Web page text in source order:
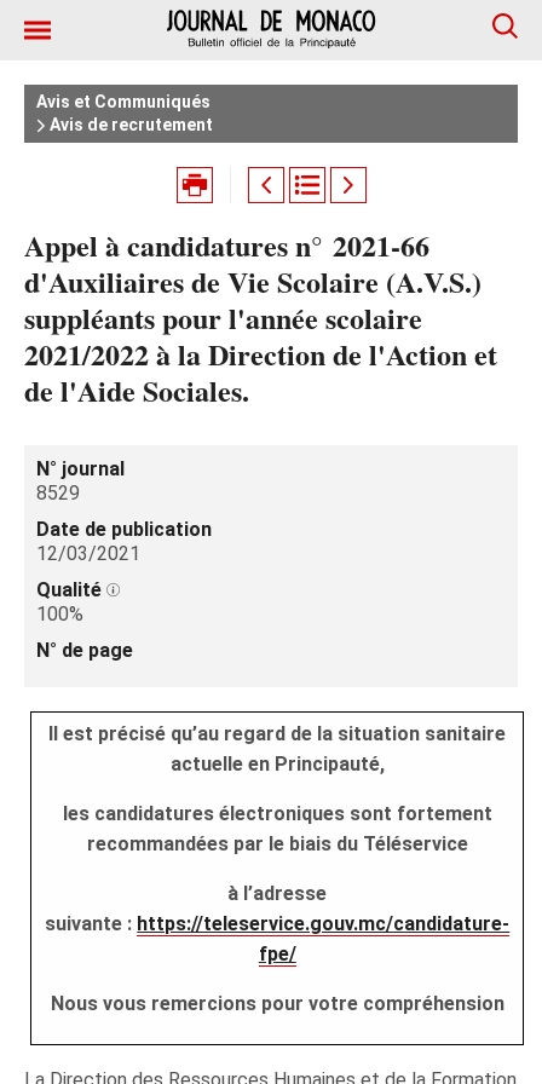
Avis et Communiqués
Avis de recrutement
Appel à candidatures n° 2021-66
d'Auxiliaires de Vie Scolaire (A.V.S.)
suppléants pour l'année scolaire
2021/2022 à la Direction de l'Action et
de l'Aide Sociales.
N° journal
8529
Date de publication
12/03/2021
Qualité
100%
N° de page
Il est précisé qu’au regard de la situation sanitaire
actuelle en Principauté,
les candidatures électroniques sont fortement
recommandées par le biais du Téléservice
à l’adresse
suivante : https://teleservice.gouv.mc/candidature-
fpe/
Nous vous remercions pour votre compréhension